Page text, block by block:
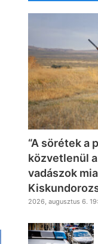
“A sörétek a
közvetlenül
vadászok
2026, augusztus 6.